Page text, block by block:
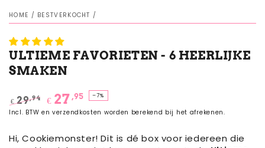
HOME / BESTVERKOCHT /
ULTIEME FAVORIETEN - 6 HEERLIJKE
SMAKEN
Normale
€ 29,94
Sale
€ 27 ,95 –7%
Incl. BTW en verzendkosten worden berekend bij het afrekenen.
Hi, Cookiemonster! Dit is dé box voor iedereen die